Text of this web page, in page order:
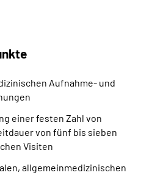
Aufnahme- und
einer festen Zahl von
von fünf bis sieben
Visiten
allgemeinmedizinischen